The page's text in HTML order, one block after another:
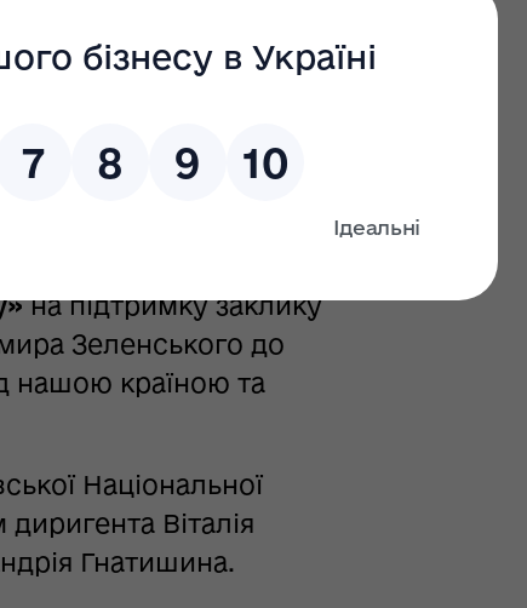
у Львові
на підтримку заклику
Зеленського до
нашою країною та
Національної
Віталія
Гнатишина.